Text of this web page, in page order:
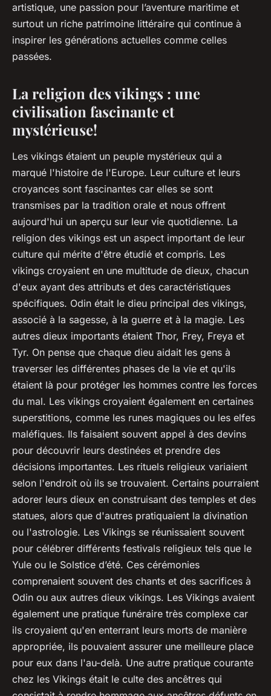
artistique, une passion pour l’aventure maritime et
surtout un riche patrimoine littéraire qui continue à
inspirer les générations actuelles comme celles
passées.
La religion des vikings : une
civilisation fascinante et
mystérieuse!
Les vikings étaient un peuple mystérieux qui a
marqué l'histoire de l'Europe. Leur culture et leurs
croyances sont fascinantes car elles se sont
transmises par la tradition orale et nous offrent
aujourd'hui un aperçu sur leur vie quotidienne. La
religion des vikings est un aspect important de leur
culture qui mérite d'être étudié et compris. Les
vikings croyaient en une multitude de dieux, chacun
d'eux ayant des attributs et des caractéristiques
spécifiques. Odin était le dieu principal des vikings,
associé à la sagesse, à la guerre et à la magie. Les
autres dieux importants étaient Thor, Frey, Freya et
Tyr. On pense que chaque dieu aidait les gens à
traverser les différentes phases de la vie et qu'ils
étaient là pour protéger les hommes contre les forces
du mal. Les vikings croyaient également en certaines
superstitions, comme les runes magiques ou les elfes
maléfiques. Ils faisaient souvent appel à des devins
pour découvrir leurs destinées et prendre des
décisions importantes. Les rituels religieux variaient
selon l'endroit où ils se trouvaient. Certains pourraient
adorer leurs dieux en construisant des temples et des
statues, alors que d'autres pratiquaient la divination
ou l'astrologie. Les Vikings se réunissaient souvent
pour célébrer différents festivals religieux tels que le
Yule ou le Solstice d’été. Ces cérémonies
comprenaient souvent des chants et des sacrifices à
Odin ou aux autres dieux vikings. Les Vikings avaient
également une pratique funéraire très complexe car
ils croyaient qu'en enterrant leurs morts de manière
appropriée, ils pouvaient assurer une meilleure place
pour eux dans l'au-delà. Une autre pratique courante
chez les Vikings était le culte des ancêtres qui